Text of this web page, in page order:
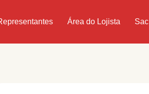
Área do Lojista Sac